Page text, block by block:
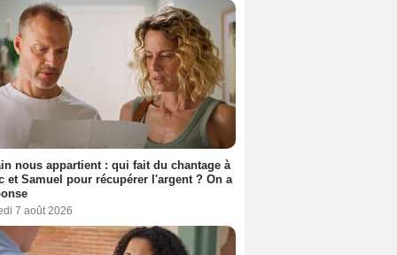
nous appartient : qui fait du chantage à
et Samuel pour récupérer l'argent ? On a
7 août 2026